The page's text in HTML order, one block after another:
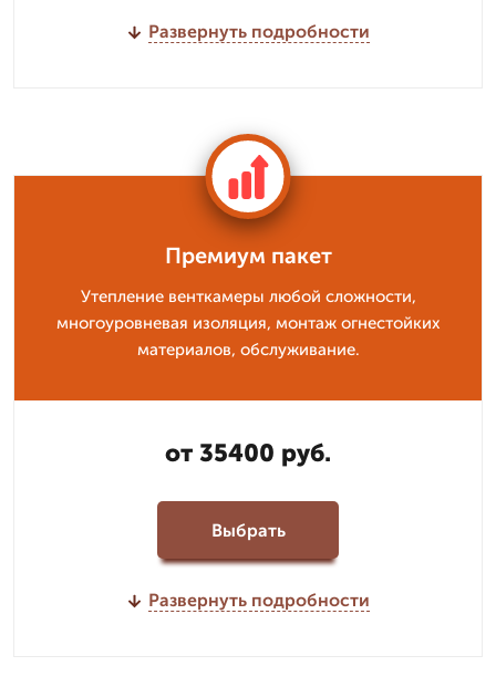
Развернуть подробности
Премиум пакет
Утепление венткамеры любой сложности,
многоуровневая изоляция, монтаж огнестойких
материалов, обслуживание.
от 35400 руб.
Выбрать
Развернуть подробности